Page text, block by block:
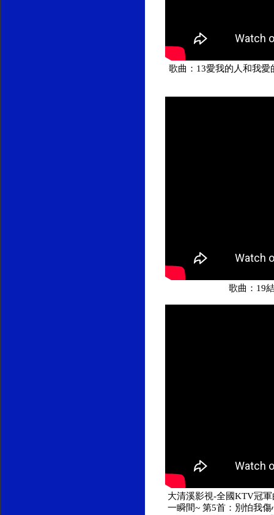
歌曲：13愛我的人和我愛
歌曲：19
大清溪影視-全國KTV冠
一瞬間~ 第5首：別怕我